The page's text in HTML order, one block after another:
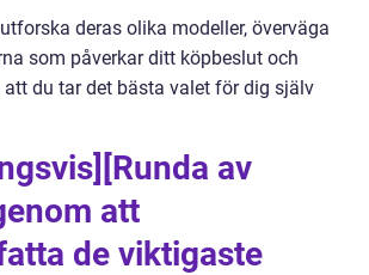
deras olika modeller, överväga
som påverkar ditt köpbeslut och
du tar det bästa valet för dig själv
av
att
de viktigaste